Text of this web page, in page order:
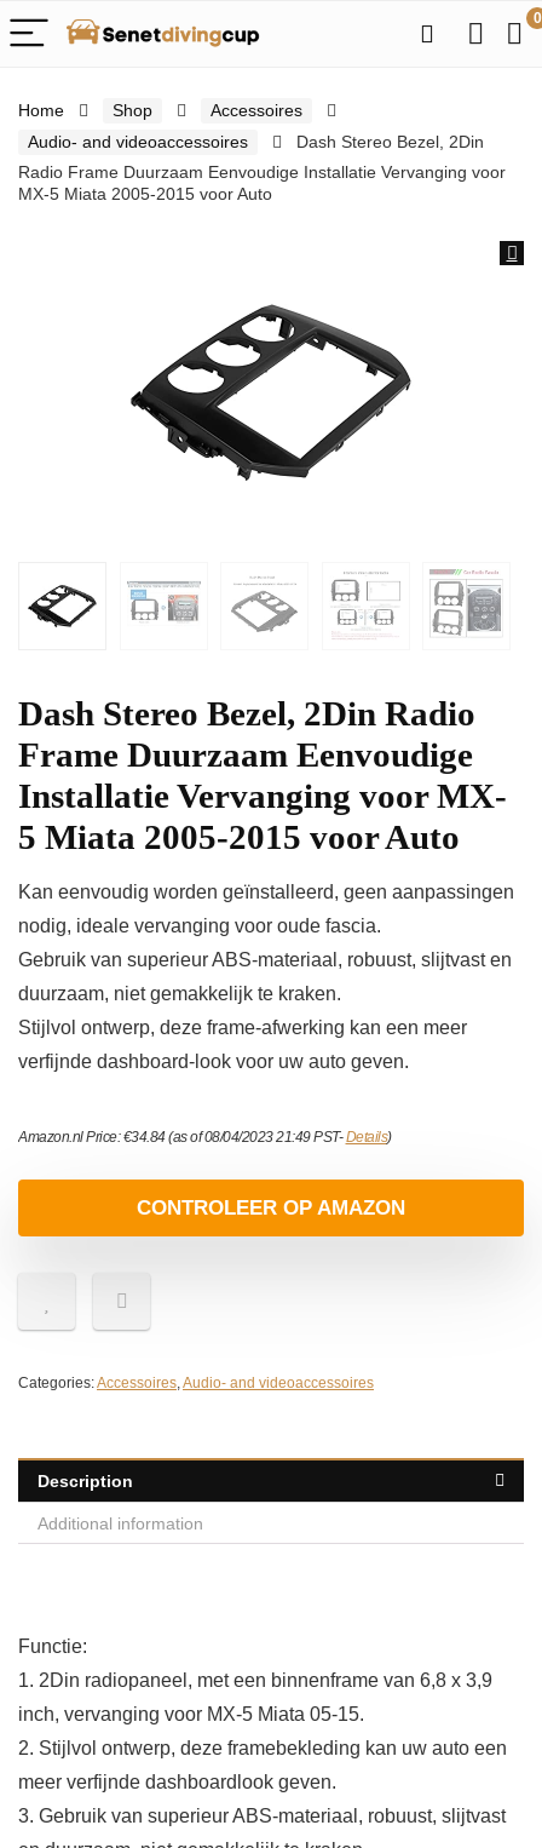
0
Home Shop
Accessoires
Audio- and videoaccessoires
Dash Stereo Bezel, 2Din
Radio Frame Duurzaam Eenvoudige Installatie Vervanging voor
MX-5 Miata 2005-2015 voor Auto
Dash Stereo Bezel, 2Din Radio
Frame Duurzaam Eenvoudige
Installatie Vervanging voor MX-
5 Miata 2005-2015 voor Auto
Kan eenvoudig worden geïnstalleerd, geen aanpassingen
nodig, ideale vervanging voor oude fascia.
Gebruik van superieur ABS-materiaal, robuust, slijtvast en
duurzaam, niet gemakkelijk te kraken.
Stijlvol ontwerp, deze frame-afwerking kan een meer
verfijnde dashboard-look voor uw auto geven.
Amazon.nl Price:€34.84(as of 08/04/2023 21:49 PST-Details)
CONTROLEER OP AMAZON
Categories:Accessoires,Audio- and videoaccessoires
Description
Additional information
Functie:
1. 2Din radiopaneel, met een binnenframe van 6,8 x 3,9
inch, vervanging voor MX-5 Miata 05-15.
2. Stijlvol ontwerp, deze framebekleding kan uw auto een
meer verfijnde dashboardlook geven.
3. Gebruik van superieur ABS-materiaal, robuust, slijtvast